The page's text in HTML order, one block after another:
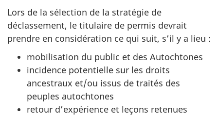
Lors de la sélection de la stratégie de
déclassement, le titulaire de permis devrait
prendre en considération ce qui suit, s’il y a lieu :
mobilisation du public et des Autochtones
incidence potentielle sur les droits
ancestraux et/ou issus de traités des
peuples autochtones
retour d’expérience et leçons retenues